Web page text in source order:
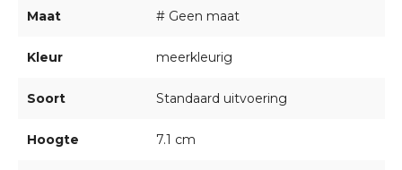
Maat # Geen maat
Kleur meerkleurig
Soort Standaard uitvoering
Hoogte 7.1 cm